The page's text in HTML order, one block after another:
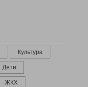
Культура
Дети
ЖКХ